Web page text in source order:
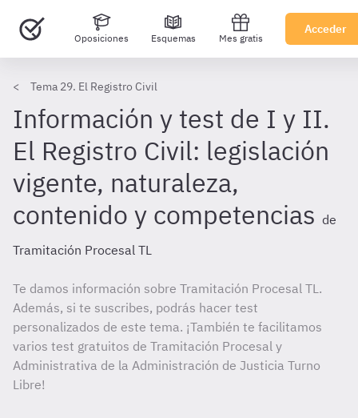
Oposiciones Esquemas Mes gratis
Acceder
Tema 29. El Registro Civil
Información y test de I y II.
El Registro Civil: legislación
vigente, naturaleza,
contenido y competencias de
Tramitación Procesal TL
Te damos información sobre Tramitación Procesal TL.
Además, si te suscribes, podrás hacer test
personalizados de este tema. ¡También te facilitamos
varios test gratuitos de Tramitación Procesal y
Administrativa de la Administración de Justicia Turno
Libre!